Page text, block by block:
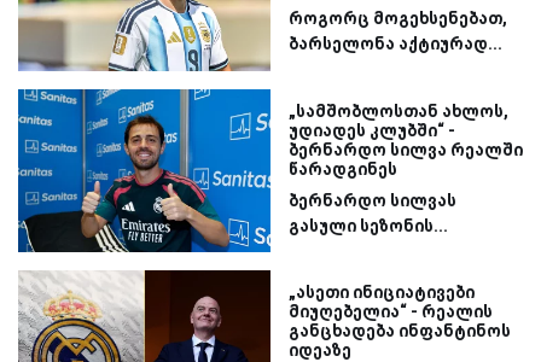
როგორც მოგეხსენებათ,
ბარსელონა აქტიურად...
„სამშობლოსთან ახლოს,
უდიადეს კლუბში“ -
ბერნარდო სილვა რეალში
წარადგინეს
ბერნარდო სილვას
გასული სეზონის...
„ასეთი ინიციატივები
მიუღებელია“ - რეალის
განცხადება ინფანტინოს
იდეაზე